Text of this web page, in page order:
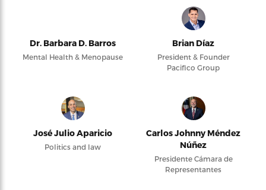
Dr. Barbara D. Barros
Mental Health & Menopause
Brian Díaz
President & Founder
Pacifico Group
José Julio Aparicio
Politics and law
Carlos Johnny Méndez
Núñez
Presidente Cámara de
Representantes